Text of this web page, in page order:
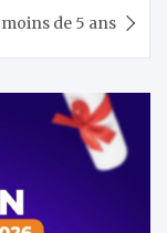
de 5 ans